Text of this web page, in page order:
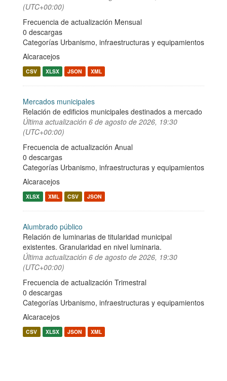
(UTC+00:00)
Frecuencia de actualización Mensual
0 descargas
Categorías Urbanismo, infraestructuras y equipamientos
Alcaracejos
CSV XLSX JSON XML
Mercados municipales
Relación de edificios municipales destinados a mercado
Última actualización 6 de agosto de 2026, 19:30
(UTC+00:00)
Frecuencia de actualización Anual
0 descargas
Categorías Urbanismo, infraestructuras y equipamientos
Alcaracejos
XLSX XML CSV JSON
Alumbrado público
Relación de luminarias de titularidad municipal
existentes. Granularidad en nivel luminaria.
Última actualización 6 de agosto de 2026, 19:30
(UTC+00:00)
Frecuencia de actualización Trimestral
0 descargas
Categorías Urbanismo, infraestructuras y equipamientos
Alcaracejos
CSV XLSX JSON XML